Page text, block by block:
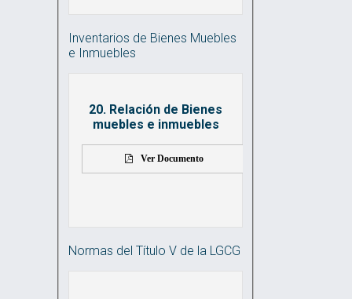
Inventarios de Bienes Muebles
e Inmuebles
20. Relación de Bienes
muebles e inmuebles
Ver Documento
Normas del Título V de la LGCG